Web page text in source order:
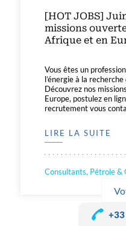
+33
[HOT JOBS]
missions
Afrique et en
Vous êtes un
l’énergie à la
Découvrez nos
Europe, postulez en
recrutement vous
LIRE LA SUITE
Consultants, Pétrole &